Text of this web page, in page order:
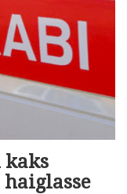
kaks